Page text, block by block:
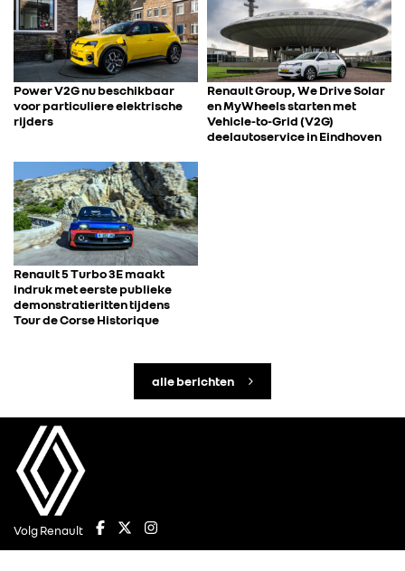
Power V2G nu beschikbaar
voor particuliere elektrische
rijders
Renault Group, We Drive Solar
en MyWheels starten met
Vehicle-to-Grid (V2G)
deelautoservice in Eindhoven
Renault 5 Turbo 3E maakt
indruk met eerste publieke
demonstratieritten tijdens
Tour de Corse Historique
alle berichten
Volg Renault